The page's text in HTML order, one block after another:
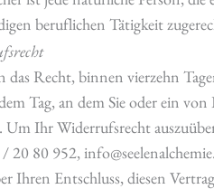
beruflichen Tätigkeit
das Recht, binnen vierzehn
Tag, an dem Sie oder ein
Um Ihr Widerrufsrecht
20 80 952,
Ihren Entschluss, diesen